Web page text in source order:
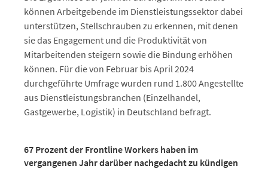
können Arbeitgebende im Dienstleistungssektor dabei
unterstützen, Stellschrauben zu erkennen, mit denen
sie das Engagement und die Produktivität von
Mitarbeitenden steigern sowie die Bindung erhöhen
können. Für die von Februar bis April 2024
durchgeführte Umfrage wurden rund 1.800 Angestellte
aus Dienstleistungsbranchen (Einzelhandel,
Gastgewerbe, Logistik) in Deutschland befragt.
67 Prozent der Frontline Workers haben im
vergangenen Jahr darüber nachgedacht zu kündigen